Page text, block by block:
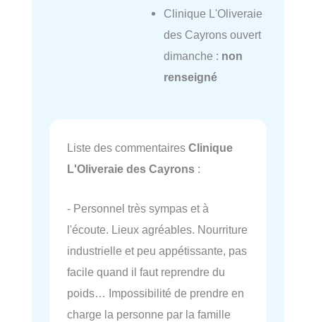
Clinique L'Oliveraie
des Cayrons ouvert
dimanche : non
renseigné
Liste des commentaires Clinique
L'Oliveraie des Cayrons :
- Personnel très sympas et à
l'écoute. Lieux agréables. Nourriture
industrielle et peu appétissante, pas
facile quand il faut reprendre du
poids… Impossibilité de prendre en
charge la personne par la famille